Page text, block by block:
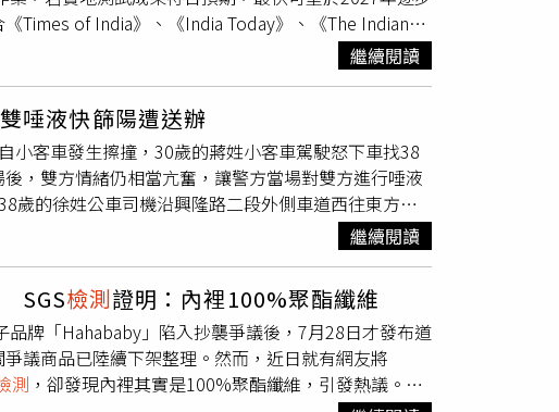
Times of India》、《India Today》、《The Indian
銀行紙鈔印製公司（BRBNMPL），近日已發布全球
計畫，象徵印度塑膠鈔票計畫正式進入實質推動階
張印鈔基材，後續將交由BRBNMPL及印度安全印
膠基材必須整合多項先進防偽技術，包括透明視窗、
，以提升辨識度及防偽能力，同時也須符合印度現有
，若未來實地流通測試結果理想，印度央行將可能擴
印度全面導入塑膠貨幣的重要起點。目前投標截止日
嚴格資格限制。投標廠商若在中國或巴基斯坦設有營
原料，也不得指派曾參與中國或巴基斯坦相關業務的
先取得印度工業暨國內貿易促進部（DPIIT）登記資
供應中央銀行或官方印鈔機構塑膠鈔票基材的經驗，
塑膠基材樣品供實驗室 檢測，並提出證明確認材料不
霍特拉（Sanjay Malhotra）日前表示，塑膠鈔票計畫
繼續閱讀
唾液快篩陽遭送辦
小客車發生擦撞，30歲的蔣姓小客車駕駛怒下車找38
，雙方情緒仍相當亢奮，讓警方當場對雙方進行唾液
歲的徐姓公車司機沿興隆路二段外側車道西往東方向
姓男子駕駛的自小客車發生碰撞，蔣男見狀立即下車
對罵，讓警方察覺有異，對雙方駕駛實施毒品唾液快
快篩呈現陽性反應；而蔣男則為無照駕駛，並有多
仍有待尿液檢測報告出爐確認。文山二分局呼籲，毒
注力，極易引發重大交通事故，嚴重威脅自身及其他
險駕駛行為採取零容忍態度，嚴格執法以維護道路交
繼續閱讀
SGS檢測證明：內裡100%聚酯纖維
牌「Hahababy」陷入抄襲爭議後，7月28日才發布道
議商品已陸續下架整理。然而，近日就有網友將
測 ，卻發現內裡其實是100%聚酯纖維，引發熱議。